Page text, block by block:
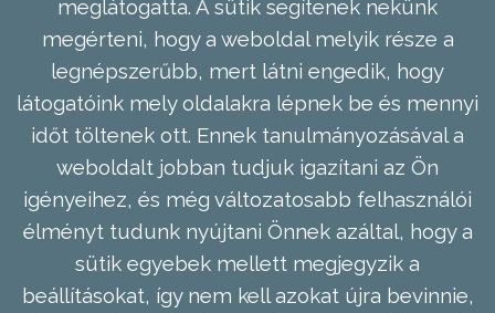
meglátogatta. A sütik segítenek nekünk
megérteni, hogy a weboldal melyik része a
legnépszerűbb, mert látni engedik, hogy
látogatóink mely oldalakra lépnek be és mennyi
időt töltenek ott. Ennek tanulmányozásával a
weboldalt jobban tudjuk igazítani az Ön
igényeihez, és még változatosabb felhasználói
élményt tudunk nyújtani Önnek azáltal, hogy a
sütik egyebek mellett megjegyzik a
beállításokat, így nem kell azokat újra bevinnie,